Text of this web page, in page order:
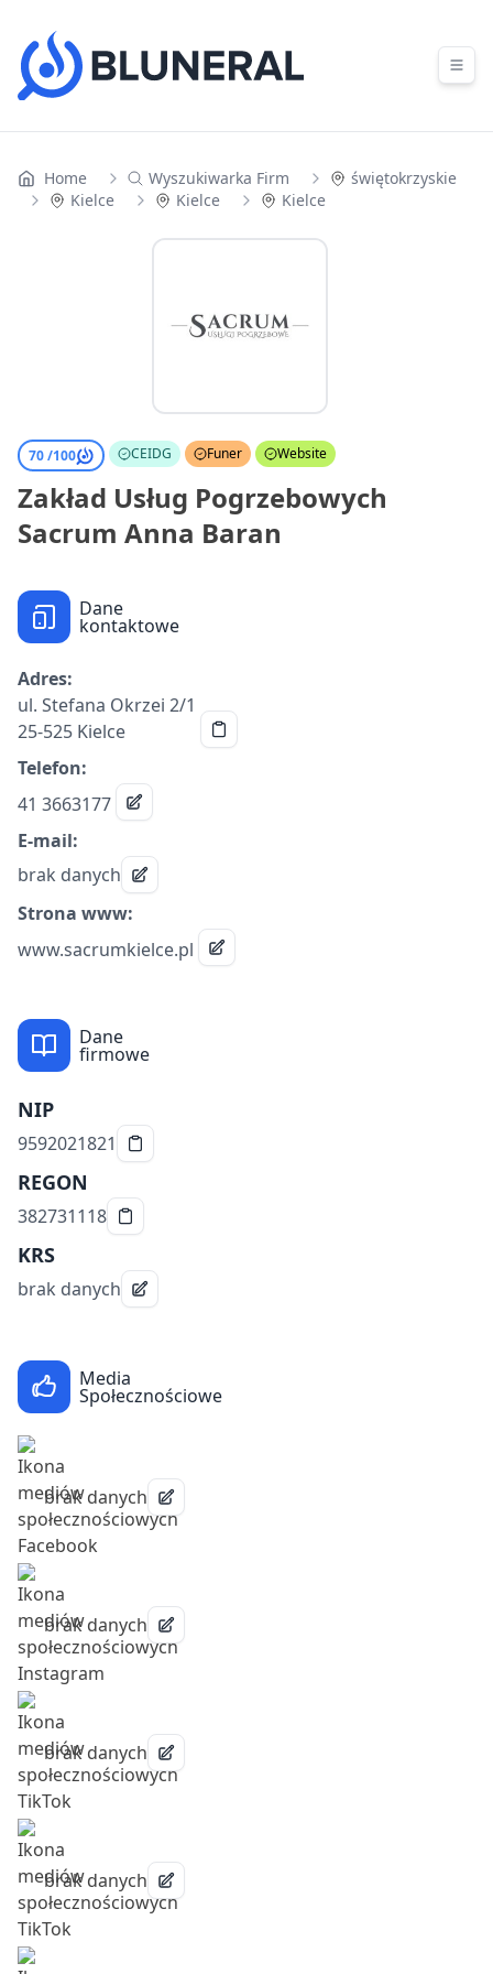
Home Wyszukiwarka Firm
świętokrzyskie
Kielce
Kielce Kielce
70 /100 CEIDG Funer Website
Zakład Usług Pogrzebowych
Sacrum Anna Baran
Dane
kontaktowe
Adres:
ul. Stefana Okrzei 2/1
25-525 Kielce
Telefon:
41 3663177
E-mail:
brak danych
Strona www:
www.sacrumkielce.pl
Dane
firmowe
NIP
9592021821
REGON
382731118
KRS
brak danych
Media
Społecznościowe
brak danych
brak danych
brak danych
brak danych